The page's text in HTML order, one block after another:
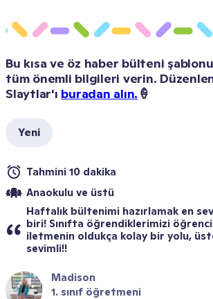
Bu kısa ve öz haber bülteni
tüm önemli bilgileri verin.
Slaytlar'ı buradan alın. 🍦
Yeni
Tahmini 10 dakika
Anaokulu ve üstü
Haftalık bültenimi hazırlamak en
biri! Sınıfta öğrendiklerimizi
iletmenin oldukça kolay bir yolu,
sevimli!!
Madison
1. sınıf öğretmeni